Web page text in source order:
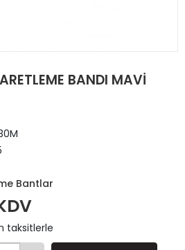
BANDI MAVİ
Bantlar
taksitlerle